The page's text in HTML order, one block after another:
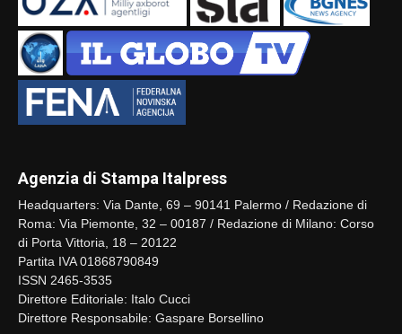
Agenzia di Stampa Italpress
Headquarters: Via Dante, 69 – 90141 Palermo / Redazione di
Roma: Via Piemonte, 32 – 00187 / Redazione di Milano: Corso
di Porta Vittoria, 18 – 20122
Partita IVA 01868790849
ISSN 2465-3535
Direttore Editoriale: Italo Cucci
Direttore Responsabile: Gaspare Borsellino